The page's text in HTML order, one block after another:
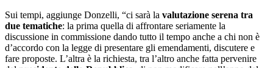
Sui tempi, aggiunge Donzelli, “ci sarà la valutazione serena tra
due tematiche: la prima quella di affrontare seriamente la
discussione in commissione dando tutto il tempo anche a chi non è
d’accordo con la legge di presentare gli emendamenti, discutere e
fare proposte. L’altra è la richiesta, tra l’altro anche fatta pervenire